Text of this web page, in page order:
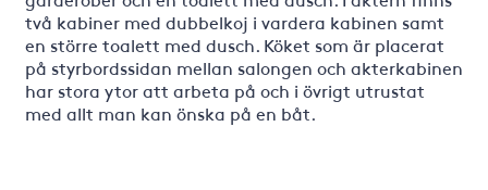
två kabiner med dubbelkoj i vardera kabinen samt
en större toalett med dusch. Köket som är placerat
på styrbordssidan mellan salongen och akterkabinen
har stora ytor att arbeta på och i övrigt utrustat
med allt man kan önska på en båt.